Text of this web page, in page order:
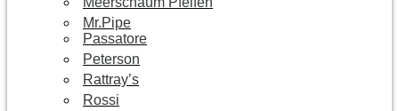
Mr.Pipe
Passatore
Peterson
Rattray’s
Rossi